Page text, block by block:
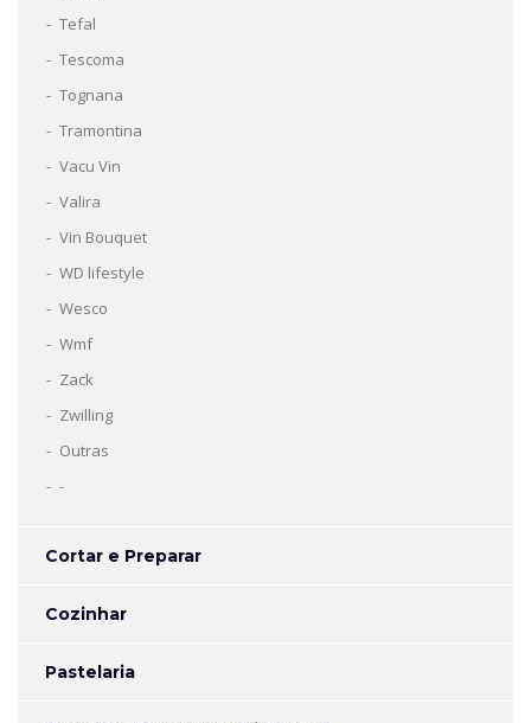
Tefal
Tescoma
Tognana
Tramontina
Vacu Vin
Valira
Vin Bouquet
WD lifestyle
Wesco
Wmf
Zack
Zwilling
Outras
-
Cortar e Preparar
Cozinhar
Pastelaria